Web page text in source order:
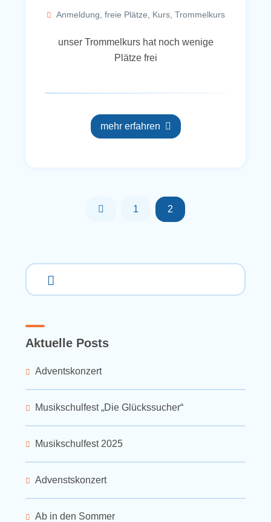
Anmeldung, freie Plätze, Kurs, Trommelkurs
unser Trommelkurs hat noch wenige
Plätze frei
mehr erfahren
1 2
Aktuelle Posts
Adventskonzert
Musikschulfest „Die Glückssucher“
Musikschulfest 2025
Advenstskonzert
Ab in den Sommer